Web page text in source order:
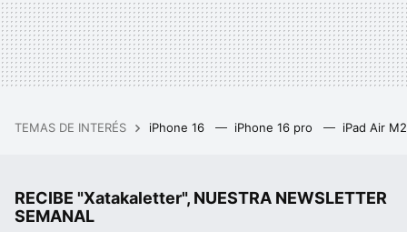
TEMAS DE INTERÉS iPhone 16 iPhone 16 pro iPad Air
RECIBE "Xatakaletter", NUESTRA NEWSLETTER
SEMANAL